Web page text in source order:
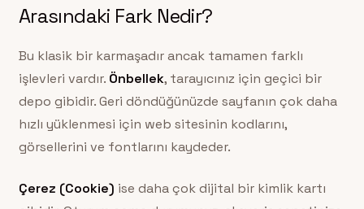
Arasındaki Fark Nedir?
Bu klasik bir karmaşadır ancak tamamen farklı
işlevleri vardır. Önbellek, tarayıcınız için geçici bir
depo gibidir. Geri döndüğünüzde sayfanın çok daha
hızlı yüklenmesi için web sitesinin kodlarını,
görsellerini ve fontlarını kaydeder.
Çerez (Cookie) ise daha çok dijital bir kimlik kartı